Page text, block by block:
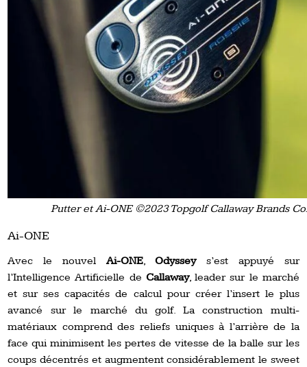
Putter et Ai-ONE ©2023 Topgolf Callaway Brands
Ai-ONE
Avec le nouvelAi-ONE, Odysseys’est appuyé sur
l’Intelligence Artificielle de Callaway, leader sur le marché
et sur ses capacités de calcul pour créer l’insert le plus
avancé sur le marché du golf. La construction multi-
matériaux comprend des reliefs uniques à l’arrière de la
face qui minimisent les pertes de vitesse de la balle sur les
coups décentrés et augmentent considérablement le sweet